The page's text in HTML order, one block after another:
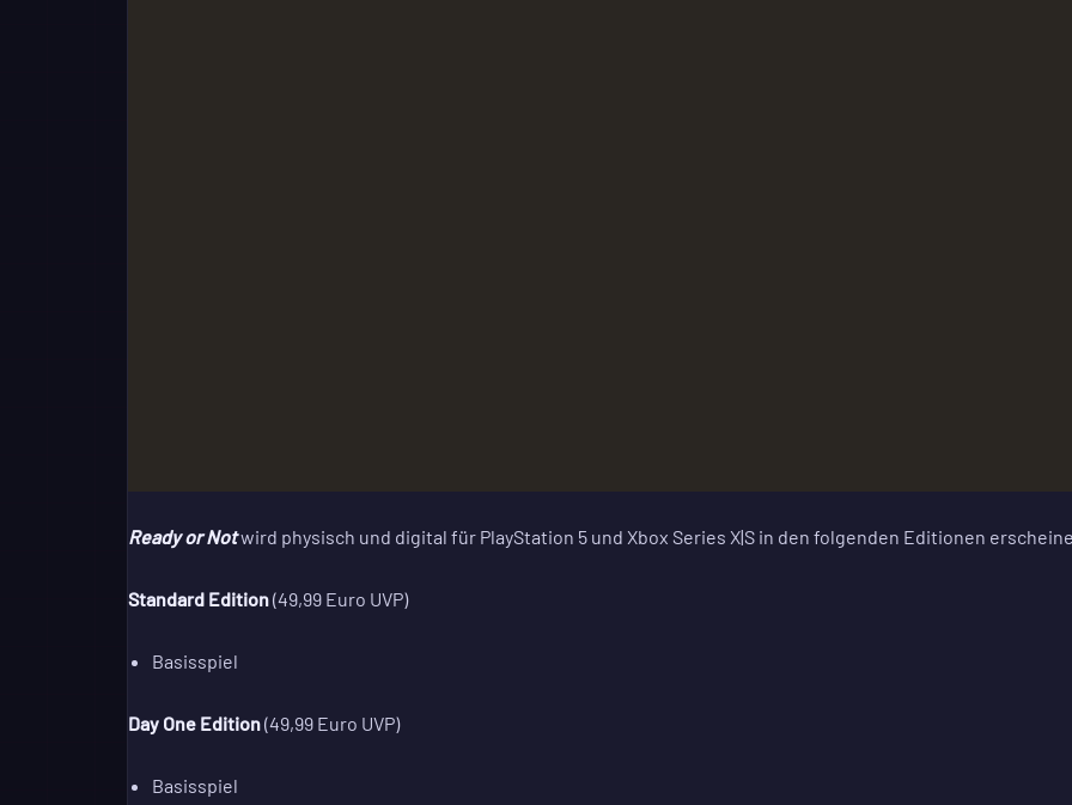
Ready or Notwird physisch und digital für PlayStation 5 und Xbox Series X|S in den folgenden Editionen
Standard Edition(49,99 Euro UVP)
Basisspiel
Day One Edition(49,99 Euro UVP)
Basisspiel